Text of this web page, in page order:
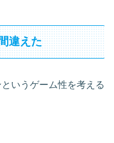
違えた
いうゲーム性を考える